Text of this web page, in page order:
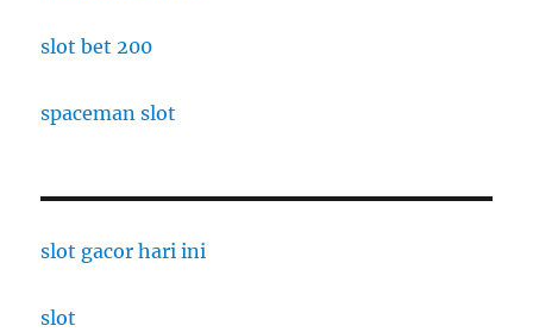
slot bet 200
spaceman slot
slot gacor hari ini
slot